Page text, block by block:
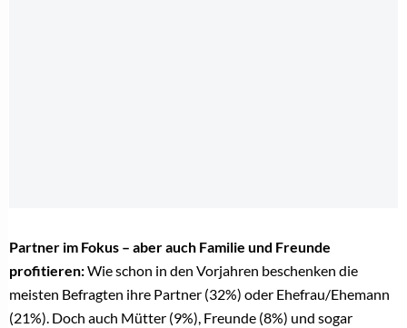
Partner im Fokus – aber auch Familie und Freunde
profitieren:Wie schon in den Vorjahren beschenken die
meisten Befragten ihre Partner (32%) oder Ehefrau/Ehemann
(21%). Doch auch Mütter (9%), Freunde (8%) und sogar